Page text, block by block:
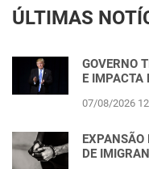
ÚLTIMAS
GOVERNO
E IMPACTA
07/08/2026
EXPANSÃO
DE